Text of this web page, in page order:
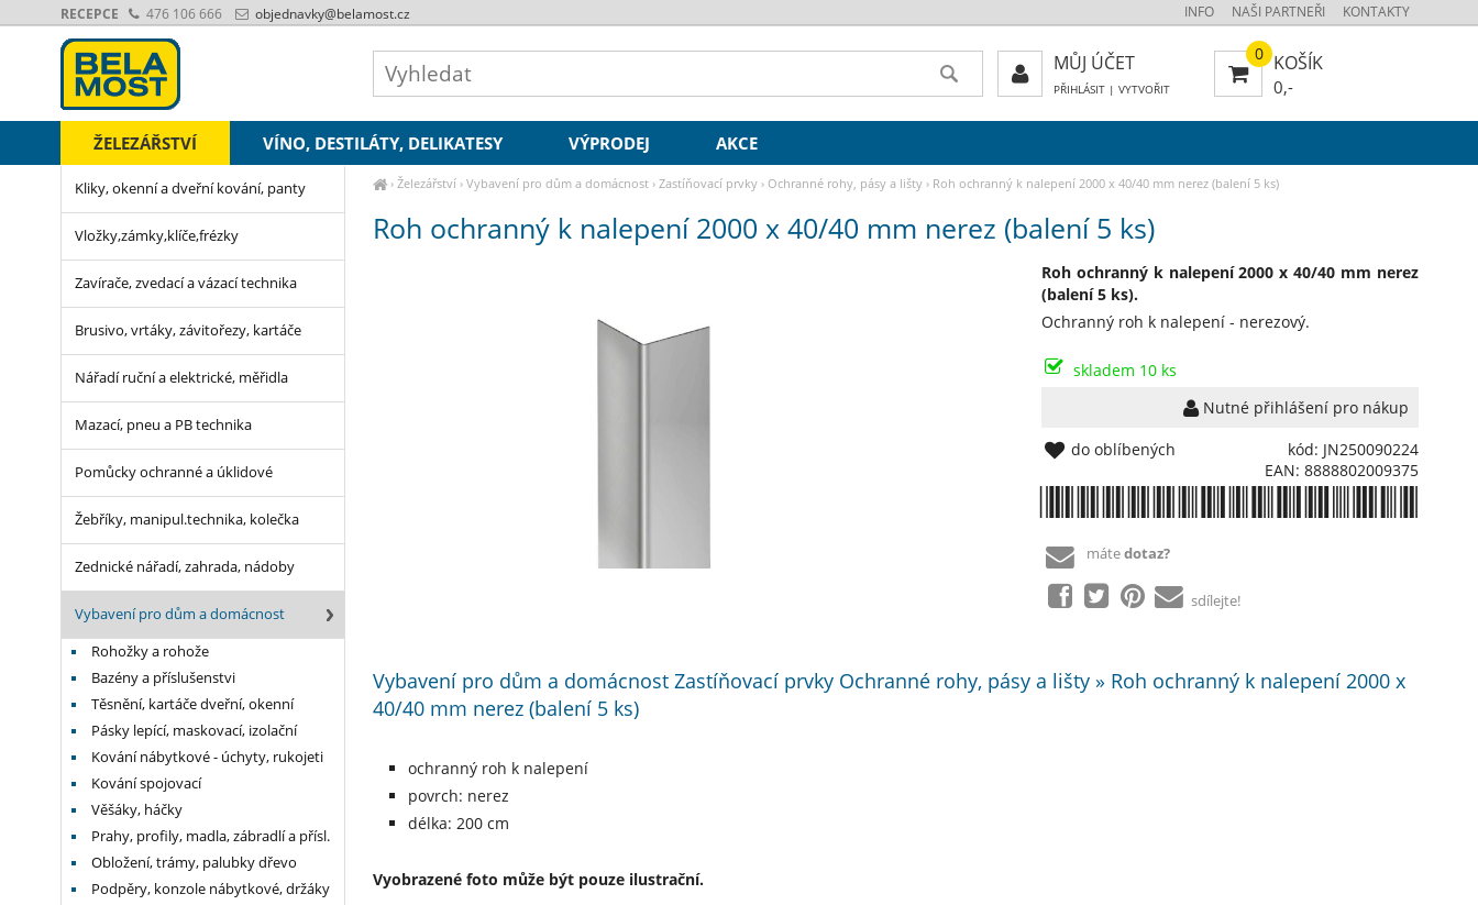
› Železářství› Vybavení pro dům a domácnost› Zastíňovací prvky› Ochranné rohy, pásy a lišty› Roh ochranný k nalepení 2000 x 40/40 mm nerez (balení 5 ks)
Roh ochranný k nalepení 2000 x 40/40 mm nerez (balení 5 ks)
Roh ochranný k nalepení 2000 x 40/40 mm nerez
(balení 5 ks).
Ochranný roh k nalepení - nerezový.
skladem 10 ks
Nutné přihlášení pro nákup
kód: JN250090224
EAN: 8888802009375
do oblíbených
mátedotaz?
sdílejte!
Vybavení pro dům a domácnost Zastíňovací prvky Ochranné rohy, pásy a lišty » Roh ochranný k nalepení 2000 x
40/40 mm nerez (balení 5 ks)
ochranný roh k nalepení
povrch: nerez
délka: 200 cm
Vyobrazené foto může být pouze ilustrační.
Kliky, okenní a dveřní kování, panty
Vložky,zámky,klíče,frézky
Zavírače, zvedací a vázací technika
Brusivo, vrtáky, závitořezy, kartáče
Nářadí ruční a elektrické, měřidla
Mazací, pneu a PB technika
Pomůcky ochranné a úklidové
Žebříky, manipul.technika, kolečka
Zednické nářadí, zahrada, nádoby
Vybavení pro dům a domácnost
Rohožky a rohože
Bazény a příslušenstvi
Těsnění, kartáče dveřní, okenní
Pásky lepící, maskovací, izolační
Kování nábytkové - úchyty, rukojeti
Kování spojovací
Věšáky, háčky
Prahy, profily, madla, zábradlí a přísl.
Obložení, trámy, palubky dřevo
Podpěry, konzole nábytkové, držáky
ŽELEZÁŘSTVÍ VÍNO, DESTILÁTY, DELIKATESY VÝPRODEJ AKCE
INFO NAŠI PARTNEŘI KONTAKTY
RECEPCE 476 106 666 objednavky@belamost.cz
0 KOŠÍK
0,-
MŮJ ÚČET
PŘIHLÁSIT| VYTVOŘIT